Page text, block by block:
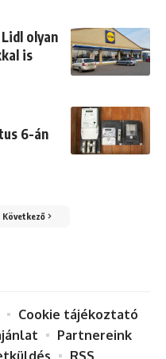
olyan
is
6-án
Következő
Cookie tájékoztató
Partnereink
RSS